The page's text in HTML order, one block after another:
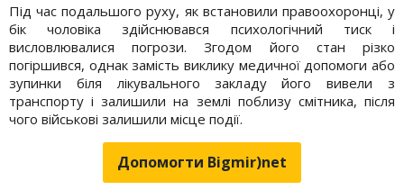
Під час подальшого руху, як встановили правоохоронці, у
бік чоловіка здійснювався психологічний тиск і
висловлювалися погрози. Згодом його стан різко
погіршився, однак замість виклику медичної допомоги або
зупинки біля лікувального закладу його вивели з
транспорту і залишили на землі поблизу смітника, після
чого військові залишили місце події.
Допомогти Bigmir)net